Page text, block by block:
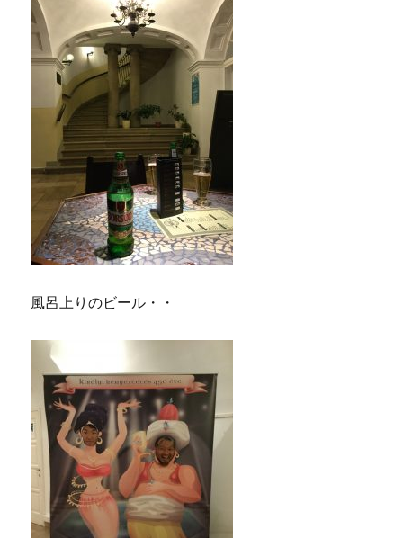
風呂上りのビール・・